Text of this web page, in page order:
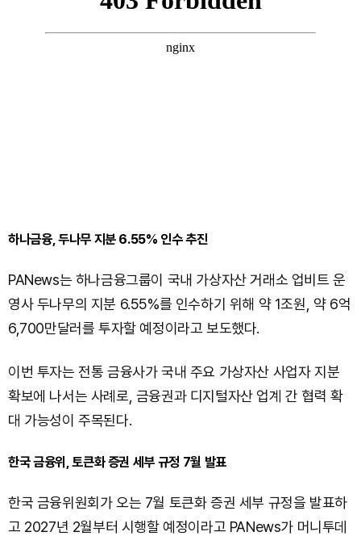
하나금융, 두나무 지분 6.55% 인수 추진
PANews는 하나금융그룹이 국내 가상자산 거래소 업비트 운
영사 두나무의 지분 6.55%를 인수하기 위해 약 1조원, 약 6억
6,700만달러를 투자할 예정이라고 보도했다.
이번 투자는 전통 금융사가 국내 주요 가상자산 사업자 지분
확보에 나서는 사례로, 금융권과 디지털자산 업계 간 협력 확
대 가능성이 주목된다.
한국 금융위, 토큰화 증권 세부 규정 7월 발표
한국 금융위원회가 오는 7월 토큰화 증권 세부 규정을 발표하
고 2027년 2월부터 시행할 예정이라고 PANews가 머니투데